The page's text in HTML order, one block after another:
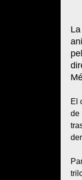
El
de